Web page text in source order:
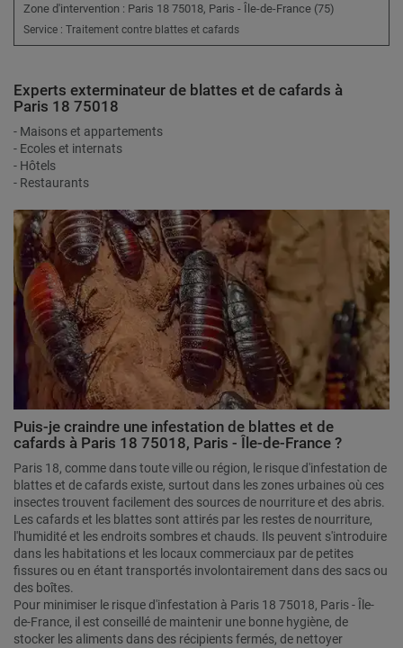
Zone d'intervention : Paris 18 75018, Paris - Île-de-France (75)
Service : Traitement contre blattes et cafards
Experts exterminateur de blattes et de cafards à
Paris 18 75018
- Maisons et appartements
- Ecoles et internats
- Hôtels
- Restaurants
Puis-je craindre une infestation de blattes et de
cafards à Paris 18 75018, Paris - Île-de-France ?
Paris 18, comme dans toute ville ou région, le risque d'infestation de
blattes et de cafards existe, surtout dans les zones urbaines où ces
insectes trouvent facilement des sources de nourriture et des abris.
Les cafards et les blattes sont attirés par les restes de nourriture,
l'humidité et les endroits sombres et chauds. Ils peuvent s'introduire
dans les habitations et les locaux commerciaux par de petites
fissures ou en étant transportés involontairement dans des sacs ou
des boîtes.
Pour minimiser le risque d'infestation à Paris 18 75018, Paris - Île-
de-France, il est conseillé de maintenir une bonne hygiène, de
stocker les aliments dans des récipients fermés, de nettoyer